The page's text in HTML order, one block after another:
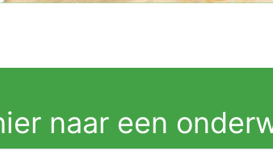
naar een